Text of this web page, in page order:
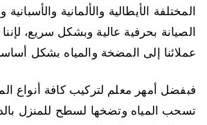
المختلفة الأيطالية والألمانية
الصيانة بحرفية عالية وبشكل سريع،
عملائنا إلى المضخة والمياه بشكل
فبفضل أمهر معلم لتركيب كافة أنواع
تسحب المياه وتضخها لسطح للمنزل